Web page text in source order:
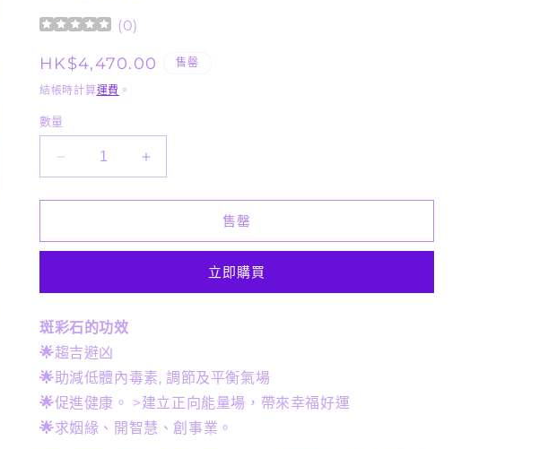
(0)
定
價
HK$4,470.00 售罄
結帳時計算運費 。
數量
晶
斑
彩
DIY
手
串
(直
晶
DIY
手
串
(直
售罄
立即購買
斑彩石的功效
🌟趨吉避凶
🌟助減低體內毒素, 調節及平衡氣場
🌟促進健康。 >建立正向能量場，帶來幸福好運
🌟求姻緣、開智慧、創事業。